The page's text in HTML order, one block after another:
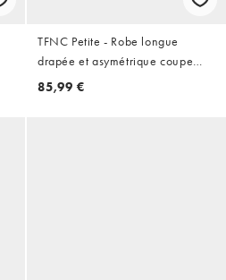
TFNC Petite - Robe longue
drapée et asymétrique coupe
moulante - Bleu vif
85,99 €